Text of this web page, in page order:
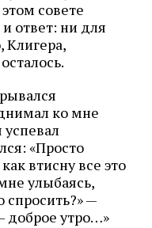
совете
ответ: ни для
Клигера,
ко мне
«Просто
втисну все это
улыбаясь,
спросить?» —
доброе утро…»